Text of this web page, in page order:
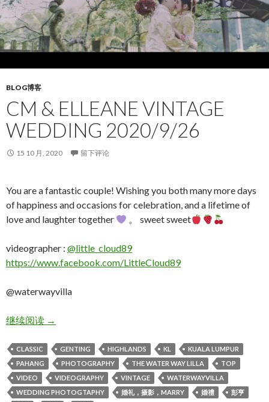
BLOG博客
CM & ELLEANE VINTAGE
WEDDING 2020/9/26
15 10 月, 2020 留下评论
You are a fantastic couple! Wishing you both many more days
of happiness and occasions for celebration, and a lifetime of
love and laughter together
。 sweet sweet
videographer : @little_cloud89
https://www.facebook.com/LittleCloud89
@waterwayvilla
继续阅读CM & ELLEANE vintage WEDDING 2020/9/26
→
CLASSIC GENTING HIGHLANDS KL
KUALA LUMPUR
PAHANG
PHOTOGRAPHY THE WATER WAY LILLA
TOP
VIDEO
VIDEOGRAPHY VINTAGE
WATERWAYVILLA
WEDDING PHOTOGTAPHY
婚礼，摄影，MARRY 婚禮
彭亨